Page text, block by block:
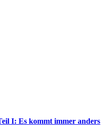
I: Es kommt immer anders